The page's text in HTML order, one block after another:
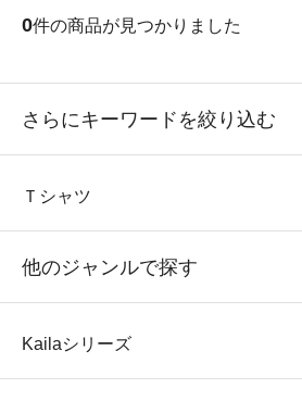
0件の商品が見つかりました
さらにキーワードを絞り込む
Ｔシャツ
他のジャンルで探す
Kailaシリーズ